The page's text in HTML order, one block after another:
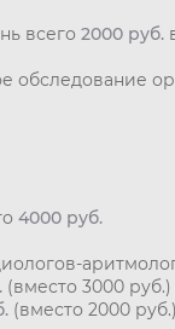
всего 2000 руб.
обследование
4000 руб.
(вместо 3000 руб.)
(вместо 2000 руб.)